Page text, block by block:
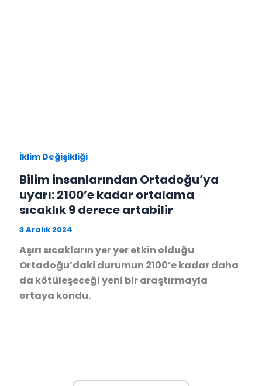
İklim Değişikliği
Bilim insanlarından Ortadoğu’ya
uyarı: 2100’e kadar ortalama
sıcaklık 9 derece artabilir
3 Aralık 2024
Aşırı sıcakların yer yer etkin olduğu
Ortadoğu’daki durumun 2100’e kadar daha
da kötüleşeceği yeni bir araştırmayla
ortaya kondu.